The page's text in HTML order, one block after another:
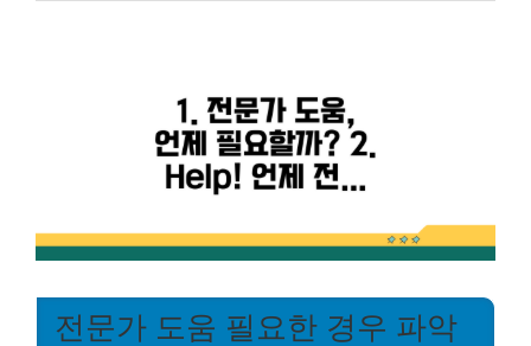
전문가 도움 필요한 경우 파악